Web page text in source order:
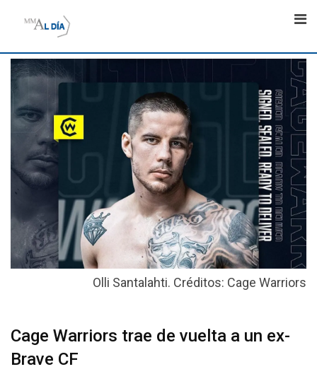
Olli Santalahti. Créditos: Cage Warriors
Cage Warriors trae de vuelta a un ex-
Brave CF